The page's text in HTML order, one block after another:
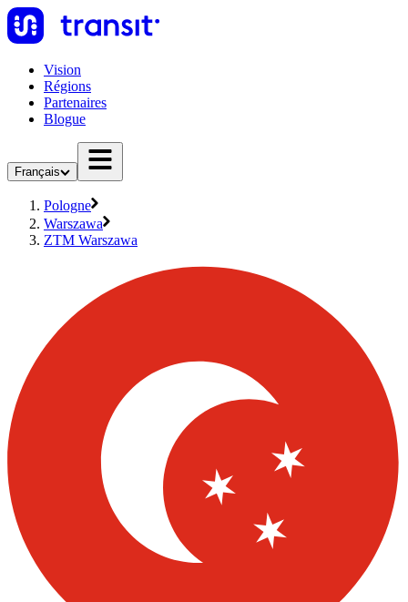
Vision
Régions
Partenaires
Blogue
Français
Pologne
Warszawa
ZTM Warszawa